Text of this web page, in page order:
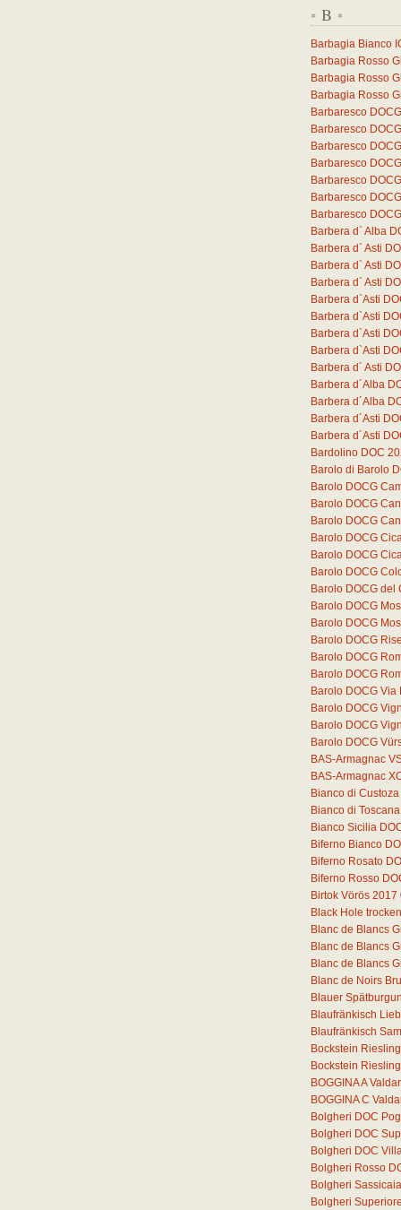
* B *
Barbagia Bianco
Barbagia Rosso
Barbagia Rosso
Barbagia Rosso
Barbaresco
Barbaresco
Barbaresco
Barbaresco
Barbaresco
Barbaresco
Barbaresco
Barbera d` Alba
Barbera d` Asti
Barbera d` Asti
Barbera d` Asti
Barbera d`Asti
Barbera d`Asti
Barbera d`Asti
Barbera d`Asti
Barbera d´ Asti
Barbera d´Alba
Barbera d´Alba
Barbera d´Asti
Barbera d´Asti
Bardolino DOC
Barolo di Barolo
Barolo DOCG
Barolo DOCG
Barolo DOCG
Barolo DOCG
Barolo DOCG
Barolo DOCG
Barolo DOCG
Barolo DOCG
Barolo DOCG
Barolo DOCG
Barolo DOCG
Barolo DOCG
Barolo DOCG Via
Barolo DOCG
Barolo DOCG
Barolo DOCG
BAS-Armagnac
BAS-Armagnac
Bianco di
Bianco di
Bianco Sicilia
Biferno Bianco
Biferno Rosato
Biferno Rosso
Birtok Vörös 2017
Black Hole
Blanc de Blancs
Blanc de Blancs
Blanc de Blancs
Blanc de Noirs
Blauer
Blaufränkisch
Blaufränkisch
Bockstein
Bockstein
BOGGINA A
BOGGINA C
Bolgheri DOC
Bolgheri DOC
Bolgheri DOC
Bolgheri Rosso
Bolgheri
Bolgheri